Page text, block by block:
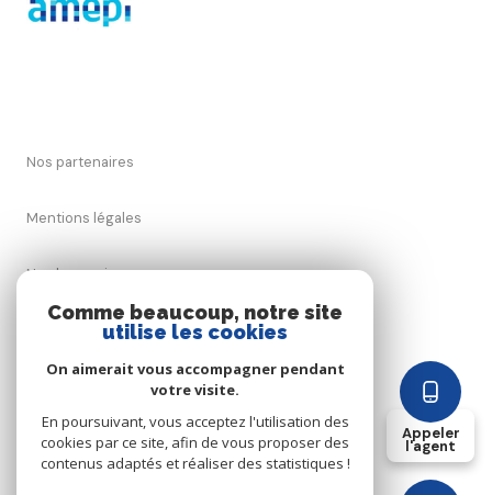
Appeler
l'agent
Nos partenaires
Mentions légales
Nos honoraires
Cookies
Comme beaucoup, notre site
utilise les cookies
On aimerait vous accompagner pendant
votre visite.
En poursuivant, vous acceptez l'utilisation des
cookies par ce site, afin de vous proposer des
contenus adaptés et réaliser des statistiques !